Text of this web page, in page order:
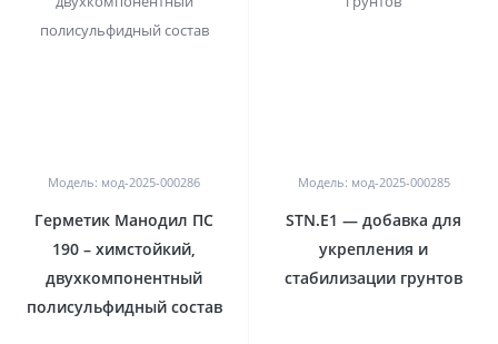
Модель: мод-2025-000286
Герметик Манодил ПС
190 – химстойкий,
двухкомпонентный
полисульфидный состав
Модель: мод-2025-000285
STN.E1 — добавка для
укрепления и
стабилизации грунтов